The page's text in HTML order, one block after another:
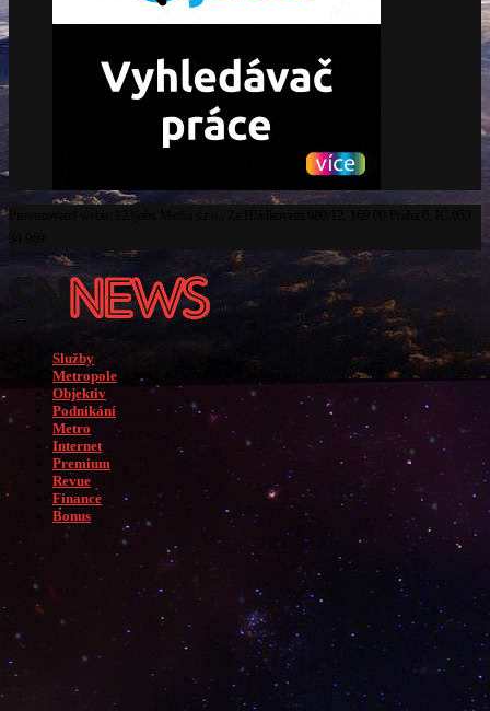
Služby
Metropole
Objektiv
Podnikání
Metro
Internet
Premium
Revue
Finance
Bonus